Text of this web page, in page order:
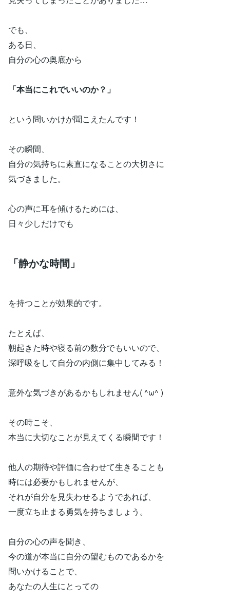
でも、
ある日、
自分の心の奥底から
「本当にこれでいいのか？」
という問いかけが聞こえたんです！
その瞬間、
自分の気持ちに素直になることの大切さに
気づきました。
心の声に耳を傾けるためには、
日々少しだけでも
「静かな時間」
を持つことが効果的です。
たとえば、
朝起きた時や寝る前の数分でもいいので、
深呼吸をして自分の内側に集中してみる！
意外な気づきがあるかもしれません( ^ω^ )
その時こそ、
本当に大切なことが見えてくる瞬間です！
他人の期待や評価に合わせて生きることも
時には必要かもしれませんが、
それが自分を見失わせるようであれば、
一度立ち止まる勇気を持ちましょう。
自分の心の声を聞き、
今の道が本当に自分の望むものであるかを
問いかけることで、
あなたの人生にとっての